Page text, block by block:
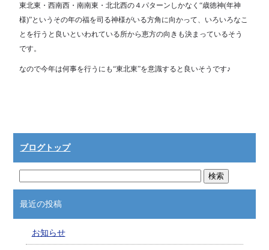
東北東・西南西・南南東・北北西の４パターンしかなく“歳徳神(年神
様)”というその年の福を司る神様がいる方角に向かって、いろいろなこ
とを行うと良いといわれている所から恵方の向きも決まっているそう
です。
なので今年は何事を行うにも“東北東”を意識すると良いそうです♪
ブログトップ
最近の投稿
お知らせ